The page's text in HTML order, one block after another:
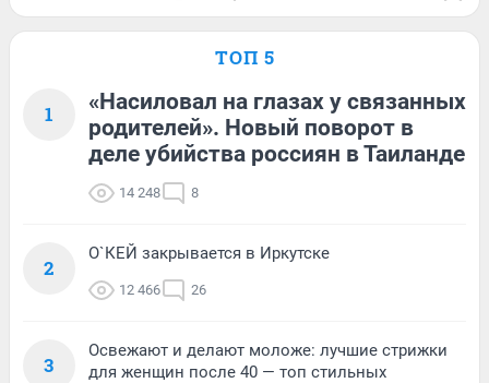
ТОП 5
1
«Насиловал на глазах у связанных
родителей». Новый поворот в
деле убийства россиян в Таиланде
14 248 8
2
О`КЕЙ закрывается в Иркутске
12 466 26
3
Освежают и делают моложе: лучшие стрижки
для женщин после 40 — топ стильных